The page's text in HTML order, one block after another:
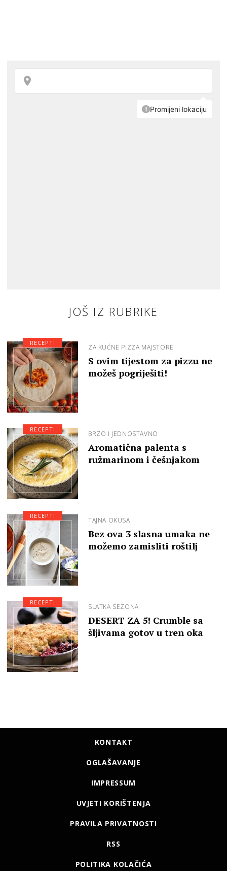
JOŠ IZ RUBRIKE
ZA KUĆNE PIZZA MAJSTORE
S ovim tijestom za pizzu ne
možeš pogriješiti!
RECEPTI
BRZO I JEDNOSTAVNO
Aromatična palenta s
ružmarinom i češnjakom
RECEPTI
TAJNA OKUSA
Bez ova 3 slasna umaka ne
možemo zamisliti roštilj
RECEPTI
SLATKA SEZONA
DESERT ZA 5! Crumble sa
šljivama gotov u tren oka
RECEPTI
KONTAKT
OGLAŠAVANJE
IMPRESSUM
UVJETI KORIŠTENJA
PRAVILA PRIVATNOSTI
RSS
POLITIKA KOLAČIĆA